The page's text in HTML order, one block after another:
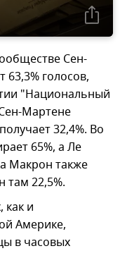
Сен-
голосов,
"Национальный
Мартене
32,4%. Во
65%, а Ле
Макрон также
там 22,5%.
как и
Америке,
в часовых